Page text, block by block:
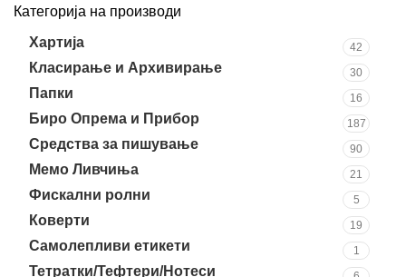
Категорија на производи
Хартија
42
Класирање и Архивирање 30
Папки 16
Биро Опрема и Прибор 187
Средства за пишување 90
Мемо Ливчиња 21
Фискални ролни 5
Коверти 19
Самолепливи етикети 1
Тетратки/Тефтери/Нотеси